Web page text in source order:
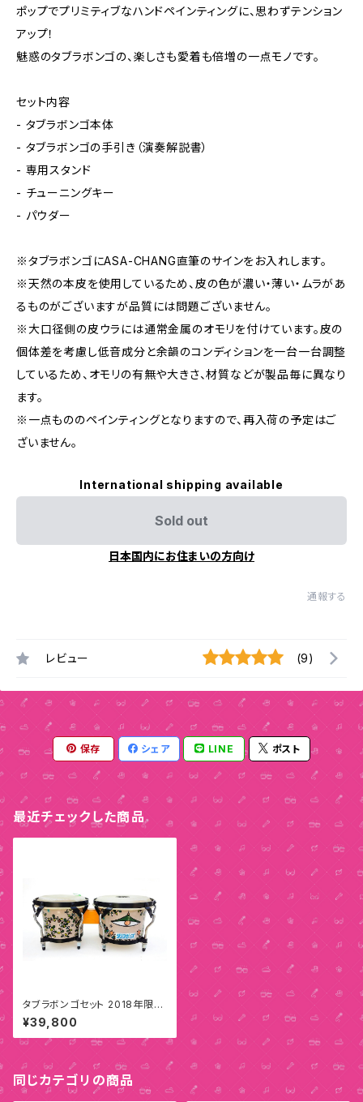
ポップでプリミティブなハンドペインティングに、思わずテンション
アップ！
魅惑のタブラボンゴの、楽しさも愛着も倍増の一点モノです。
セット内容
- タブラボンゴ本体
- タブラボンゴの手引き（演奏解説書）
- 専用スタンド
- チューニングキー
- パウダー
※タブラボンゴにASA-CHANG直筆のサインをお入れします。
※天然の本皮を使用しているため、皮の色が濃い・薄い・ムラがあ
るものがございますが品質には問題ございません。
※大口径側の皮ウラには通常金属のオモリを付けています。皮の
個体差を考慮し低音成分と余韻のコンディションを一台一台調整
しているため、オモリの有無や大きさ、材質などが製品毎に異なり
ます。
※一点もののペインティングとなりますので、再入荷の予定はご
ざいません。
International shipping available
Sold out
日本国内にお住まいの方向け
通報する
レビュー (9)
保存 シェア LINE ポスト
最近チェックした商品
タブラボンゴセット 2018年限定
モデル E
¥39,800
同じカテゴリの商品